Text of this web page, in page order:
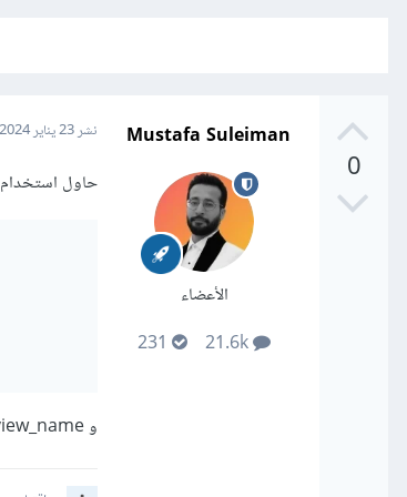
0
Mustafa Suleiman
الأعضاء
نشر23 يناير 2024
حاول استخدام information_schema.views كالتالي:
و view_name هو اسم العرض الذي تريد عرض صيغة إنشائه.